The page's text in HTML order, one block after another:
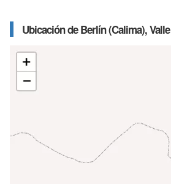
Ubicación de Berlín (Calima),